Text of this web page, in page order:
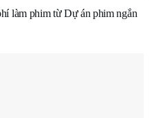
làm phim từ Dự án phim ngắn